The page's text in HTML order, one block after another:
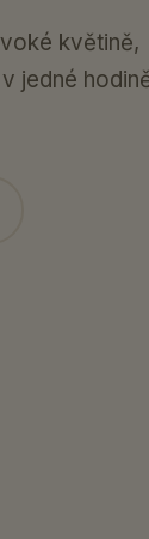
květině,
jedné